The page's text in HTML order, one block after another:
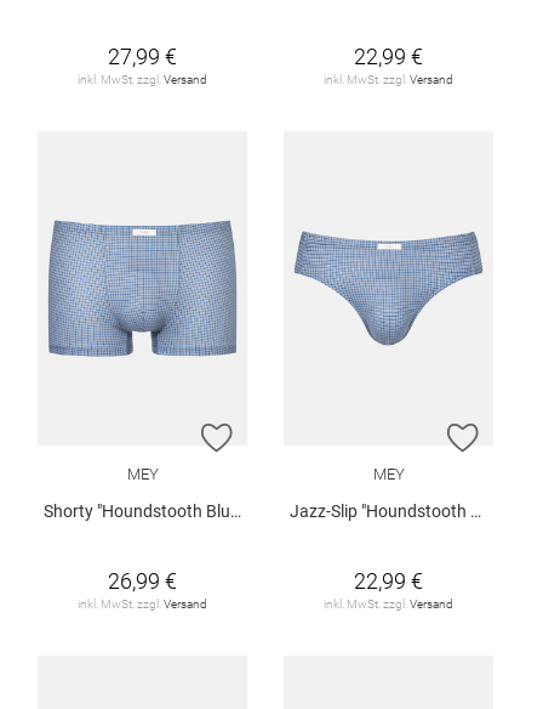
27,99 €
inkl. MwSt. zzgl. Versand
22,99 €
inkl. MwSt. zzgl. Versand
ZUR WUNSCHLISTE HINZUFÜGEN
MEY
Shorty "Houndstooth Blue"
26,99 €
inkl. MwSt. zzgl.Versand
ZUR
MEY
Jazz-Slip "Houndstooth Blue"
22,99 €
inkl. MwSt. zzgl.Versand